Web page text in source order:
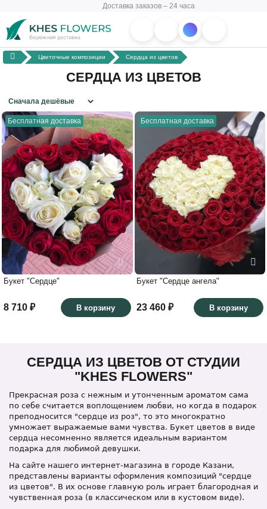
Доставка заказов – 24 часа
Цветочные композиции Сердца из цветов
СЕРДЦА ИЗ ЦВЕТОВ
Бесплатная доставка
Букет "Сердце"
8 710 ₽ В корзину
Бесплатная доставка
Букет "Сердце ангела"
23 460 ₽ В корзину
СЕРДЦА ИЗ ЦВЕТОВ ОТ СТУДИИ
"KHES FLOWERS"
Прекрасная роза с нежным и утонченным ароматом сама
по себе считается воплощением любви, но когда в подарок
преподносится "сердце из роз", то это многократно
умножает выражаемые вами чувства. Букет цветов в виде
сердца несомненно является идеальным вариантом
подарка для любимой девушки.
На сайте нашего интернет-магазина в городе Казани,
представлены варианты оформления композиций "сердце
из цветов". В их основе главную роль играет благородная и
чувственная роза (в классическом или в кустовом виде).